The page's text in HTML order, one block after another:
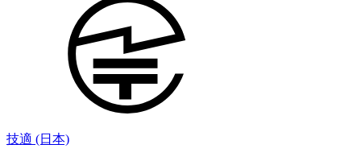
技適 (日本)